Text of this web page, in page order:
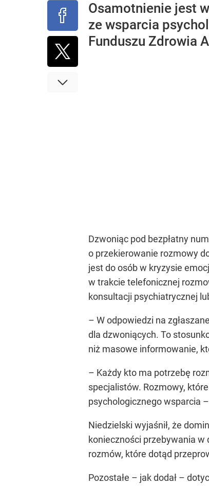
Osamotnienie jest
ze wsparcia
Funduszu Zdrowia
Dzwoniąc pod bezpłatny
o przekierowanie rozmowy
jest do osób w kryzysie
w trakcie telefonicznej
konsultacji psychiatrycznej
– W odpowiedzi na
dla dzwoniących. To
niż masowe informowanie,
– Każdy kto ma potrzebę
specjalistów. Rozmowy,
psychologicznego wsparcia –
Niedzielski wyjaśnił, że
konieczności przebywania w
rozmów, które dotąd
Pozostałe – jak dodał –